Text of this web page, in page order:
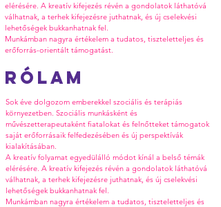
elérésére. A kreatív kifejezés révén a gondolatok láthatóvá
válhatnak, a terhek kifejezésre juthatnak, és új cselekvési
lehetőségek bukkanhatnak fel.
Munkámban nagyra értékelem a tudatos, tiszteletteljes és
erőforrás-orientált támogatást.
Rólam
Sok éve dolgozom emberekkel szociális és terápiás
környezetben. Szociális munkásként és
művészetterapeutaként fiatalokat és felnőtteket támogatok
saját erőforrásaik felfedezésében és új perspektívák
kialakításában.
A kreatív folyamat egyedülálló módot kínál a belső témák
elérésére. A kreatív kifejezés révén a gondolatok láthatóvá
válhatnak, a terhek kifejezésre juthatnak, és új cselekvési
lehetőségek bukkanhatnak fel.
Munkámban nagyra értékelem a tudatos, tiszteletteljes és